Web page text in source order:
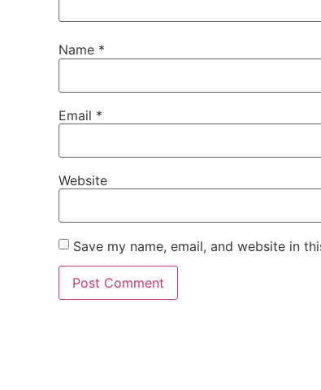
Name *
Email *
Website
Save my name, email, and website in